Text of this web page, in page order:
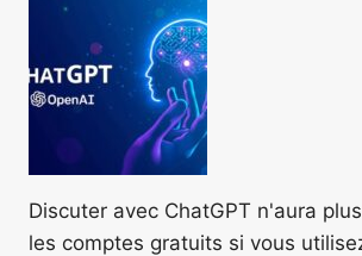
Discuter avec ChatGPT n'aura
les comptes gratuits si vous